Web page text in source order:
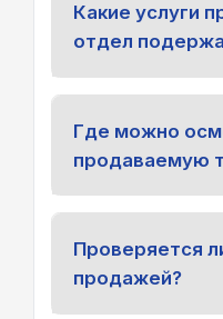
Какие услуги
отдел
Где можно
продаваемую
Проверяется
продажей?